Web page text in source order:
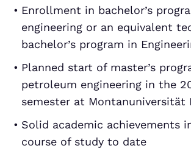
Enrollment in bachelor’s
engineering or an equivalent
bachelor’s program in
Planned start of master’s
petroleum engineering in the
semester at Montanuniversität
Solid academic achievements
course of study to date